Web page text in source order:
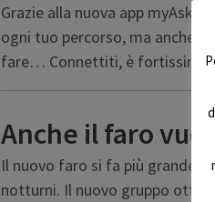
Grazie alla nuova app
ogni tuo percorso, ma anche
fare… Connettiti, è fortissimo.
Anche il faro
Il nuovo faro si fa più grande,
notturni. Il nuovo gruppo